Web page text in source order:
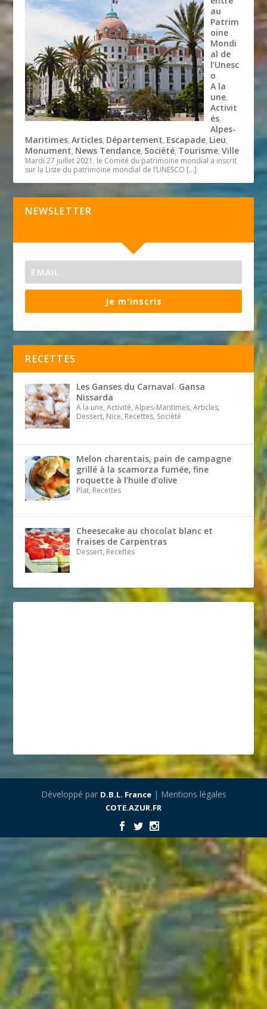
au
Patrim
oine
Mondi
al de
l’Unesc
o
A la
une,
Activit
és,
Alpes-
Maritimes,Articles, Département, Escapade, Lieu,
Monument, News Tendance, Société, Tourisme,Ville
Mardi 27 juillet 2021, le Comité du patrimoine mondial a inscrit
sur la Liste du patrimoine mondial de l’UNESCO […]
NEWSLETTER
Je m'inscris
RECETTES
Les Ganses du Carnaval. Gansa
Nissarda
A la une, Activité, Alpes-Maritimes, Articles,
Dessert, Nice, Recettes, Société
Melon charentais, pain de campagne
grillé à la scamorza fumée, fine
roquette à l’huile d’olive
Plat, Recettes
Cheesecake au chocolat blanc et
fraises de Carpentras
Dessert, Recettes
Développé par D.B.L. France| Mentions légales
COTE.AZUR.FR